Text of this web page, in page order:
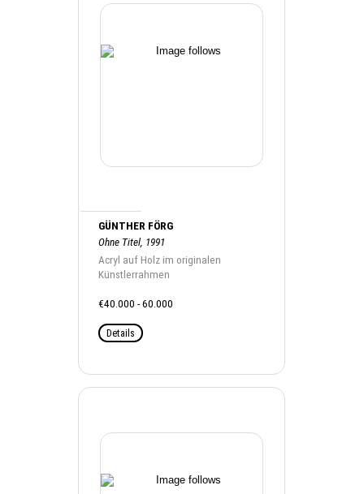
GÜNTHER FÖRG
Ohne Titel, 1991
Acryl auf Holz im originalen
Künstlerrahmen
€40.000 - 60.000
Details